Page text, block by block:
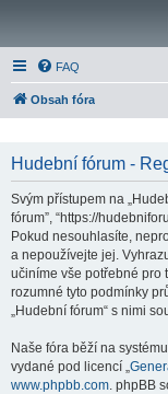
FAQ
Obsah fóra
Hudební fórum -
Svým přístupem na
fórum”, “https://
Pokud nesouhlasíte,
a nepoužívejte jej.
učiníme vše potřebné pro
rozumné tyto podmínky
„Hudební fórum“ s nimi
Naše fóra běží na
vydané pod licencí „
www.phpbb.com. phpBB